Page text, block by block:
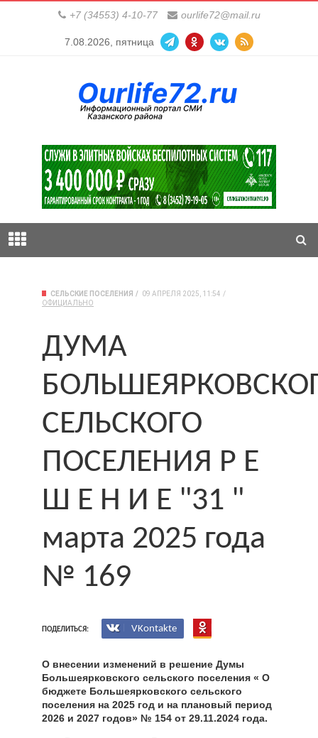
+7 (34553) 4-10-77 ourlife72@mail.ru
7.08.2026, пятница
СЕЛЬСКИЕ ПОСЕЛЕНИЯ
09 АПРЕЛЯ 2025, 11:54
ОФИЦИАЛЬНО
ДУМА
СЕЛЬСКОГО
ПОСЕЛЕНИЯ Р Е
Ш Е Н И Е "31 "
марта 2025 года
№ 169
ПОДЕЛИТЬСЯ: VKontakte
О внесении изменений в решение Думы
Большеярковского сельского поселения « О
бюджете Большеярковского сельского
поселения на 2025 год и на плановый период
2026 и 2027 годов» № 154 от 29.11.2024 года.